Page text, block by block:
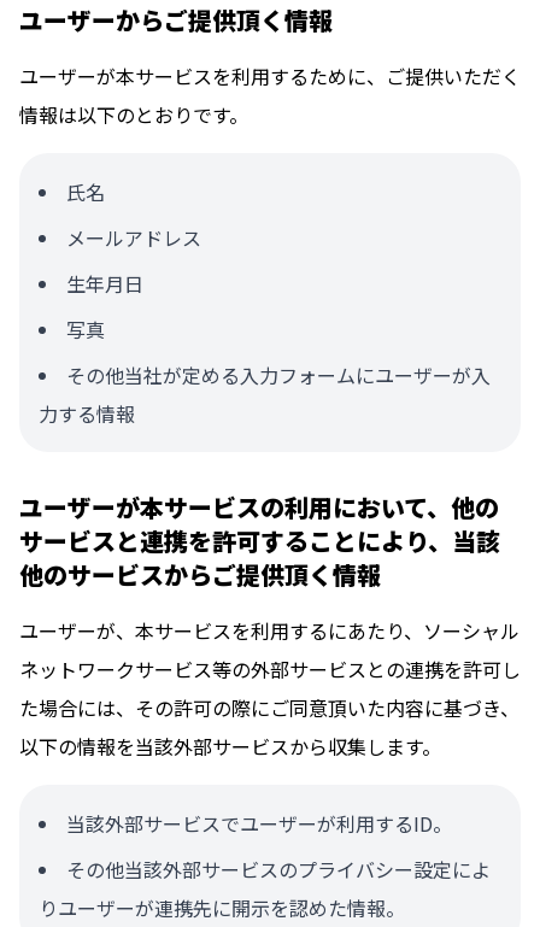
ユーザーからご提供頂く情報
ユーザーが本サービスを利用するために、ご提供いただく
情報は以下のとおりです。
氏名
メールアドレス
生年月日
写真
その他当社が定める入力フォームにユーザーが入
力する情報
ユーザーが本サービスの利用において、他の
サービスと連携を許可することにより、当該
他のサービスからご提供頂く情報
ユーザーが、本サービスを利用するにあたり、ソーシャル
ネットワークサービス等の外部サービスとの連携を許可し
た場合には、その許可の際にご同意頂いた内容に基づき、
以下の情報を当該外部サービスから収集します。
当該外部サービスでユーザーが利用するID。
その他当該外部サービスのプライバシー設定によ
りユーザーが連携先に開示を認めた情報。